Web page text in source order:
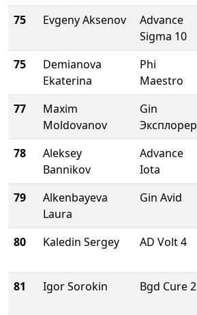
75 Evgeny Aksenov
Advance
Sigma 10
75
Demianova
Ekaterina
Phi
Maestro
77
Maxim
Moldovanov
Gin
Эксплорер
78
Aleksey
Bannikov
Advance
Iota
79
Alkenbayeva
Laura
Gin Avid
80 Kaledin Sergey AD Volt 4
81 Igor Sorokin Bgd Cure 2